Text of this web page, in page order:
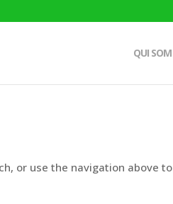
QUI SOM
or use the navigation above to